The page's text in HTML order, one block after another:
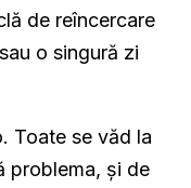
de reîncercare
o singură zi
Toate se văd la
problema, și de